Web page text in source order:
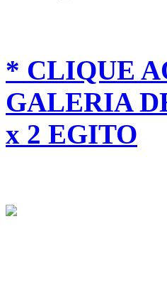
* CLIQUE
GALERIA
x 2 EGITO